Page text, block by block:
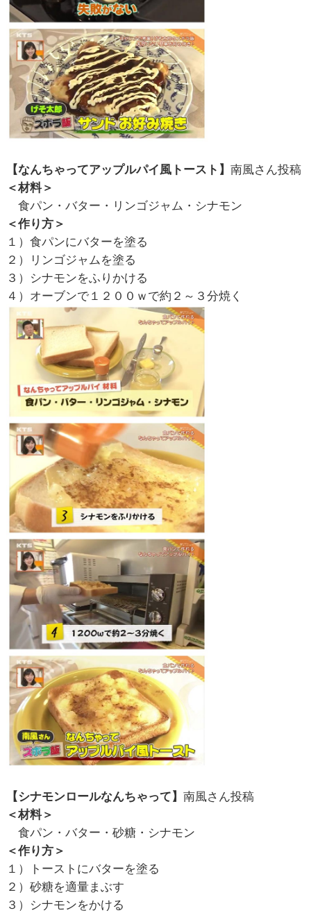
【なんちゃってアップルパイ風トースト】 南風さん投稿
＜材料＞
食パン・バター・リンゴジャム・シナモン
＜作り方＞
１）食パンにバターを塗る
２）リンゴジャムを塗る
３）シナモンをふりかける
４）オーブンで１２００ｗで約２～３分焼く
【シナモンロールなんちゃって】 南風さん投稿
＜材料＞
食パン・バター・砂糖・シナモン
＜作り方＞
１）トーストにバターを塗る
２）砂糖を適量まぶす
３）シナモンをかける